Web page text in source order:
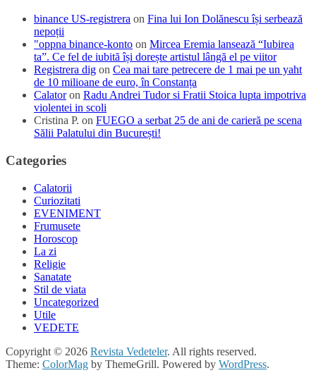
binance US-registrera on Fina lui Ion Dolănescu își serbează
nepoții
"oppna binance-konto on Mircea Eremia lansează “Iubirea
ta”. Ce fel de iubită își dorește artistul lângă el pe viitor
Registrera dig on Cea mai tare petrecere de 1 mai pe un yaht
de 10 milioane de euro, în Constanța
Calatoron Radu Andrei Tudor si Fratii Stoica lupta impotriva
violentei in scoli
Cristina P. on FUEGO a serbat 25 de ani de carieră pe scena
Sălii Palatului din București!
Categories
Calatorii
Curiozitati
EVENIMENT
Frumusete
Horoscop
La zi
Religie
Sanatate
Stil de viata
Uncategorized
Utile
VEDETE
Copyright © 2026 Revista Vedeteler. All rights reserved.
Theme: ColorMag by ThemeGrill. Powered by WordPress.